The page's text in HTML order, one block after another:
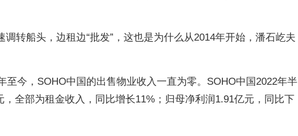
转船头，边租边“批发”，这也是为什么从2014年开始，潘石屹夫
至今，SOHO中国的出售物业收入一直为零。SOHO中国2022年半
全部为租金收入，同比增长11%；归母净利润1.91亿元，同比下